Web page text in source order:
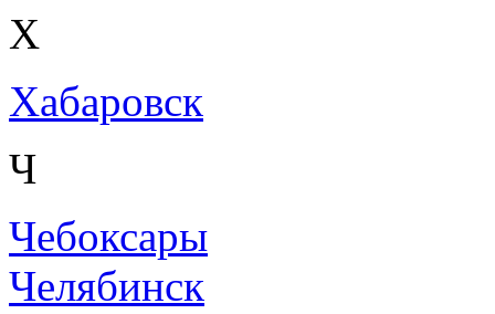
Х
Хабаровск
Ч
Чебоксары
Челябинск